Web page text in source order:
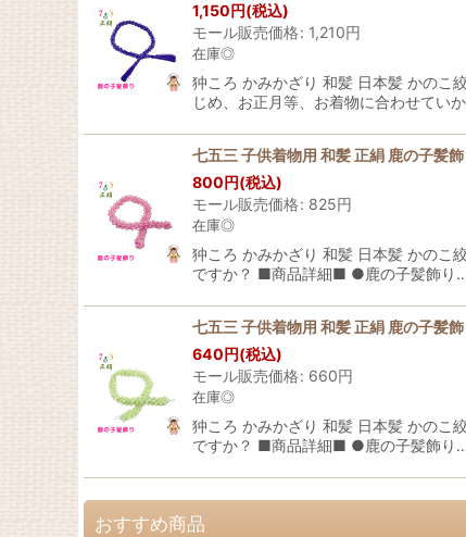
1,150円(税込)
モール販売価格: 1,210円
在庫◎
狆ころ かみかざり 和髪 日本髪 かのこ
じめ、お正月等、お着物に合わせてい
七五三 子供着物用 和髪 正絹 鹿の子髪
800円(税込)
モール販売価格: 825円
在庫◎
狆ころ かみかざり 和髪 日本髪 かのこ
ですか？ ■商品詳細■ ●鹿の子髪飾り
七五三 子供着物用 和髪 正絹 鹿の子髪
640円(税込)
モール販売価格: 660円
在庫◎
狆ころ かみかざり 和髪 日本髪 かのこ
ですか？ ■商品詳細■ ●鹿の子髪飾り
おすすめ商品